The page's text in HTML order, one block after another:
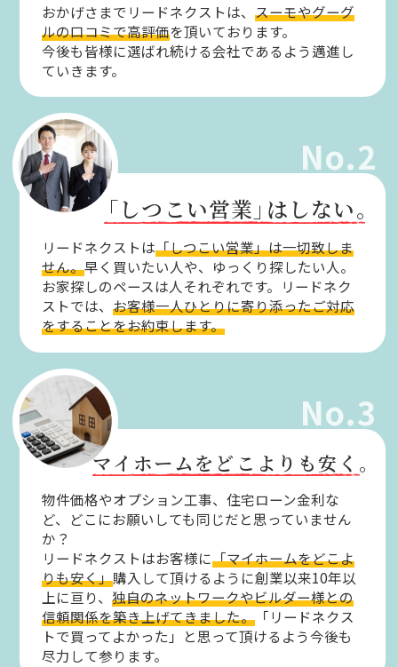
おかげさまでリードネクストは、スーモやグーグ
ルの口コミで高評価を頂いております。
今後も皆様に選ばれ続ける会社であるよう邁進し
ていきます。
No.2
「しつこい営業」はしない。
リードネクストは「しつこい営業」は一切致しま
せん。早く買いたい人や、ゆっくり探したい人。
お家探しのペースは人それぞれです。リードネク
ストでは、お客様一人ひとりに寄り添ったご対応
をすることをお約束します。
No.3
マイホームをどこよりも安く。
物件価格やオプション工事、住宅ローン金利な
ど、どこにお願いしても同じだと思っていません
か？
リードネクストはお客様に「マイホームをどこよ
りも安く」購入して頂けるように創業以来10年以
上に亘り、独自のネットワークやビルダー様との
信頼関係を築き上げてきました。 「リードネクス
トで買ってよかった」と思って頂けるよう今後も
尽力して参ります。